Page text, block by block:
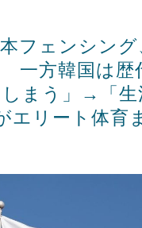
相互RSS
フェンシン
一方韓国は歴
まう」→「生
エリート体育